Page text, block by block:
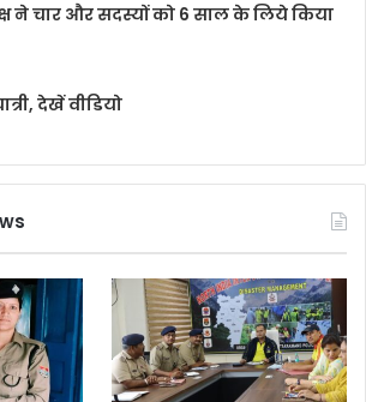
ने चार और सदस्यों को 6 साल के लिये किया
देखें वीडियो